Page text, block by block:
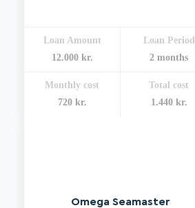
Loan Amount
12.000 kr.
Loan Period
2 months
Monthly cost
720 kr.
Total cost
1.440 kr.
Omega Seamaster